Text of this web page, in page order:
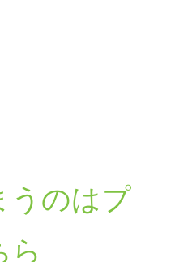
うのはプ
ら